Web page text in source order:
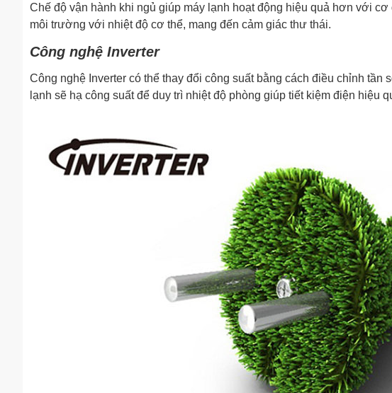
Chế độ vận hành khi ngủ giúp máy lạnh hoạt động hiệu quả hơn với
môi trường với nhiệt độ cơ thể, mang đến cảm giác thư thái.
Công nghệ Inverter
Công nghệ Inverter có thể thay đổi công suất bằng cách điều chỉnh tần
lạnh sẽ hạ công suất để duy trì nhiệt độ phòng giúp tiết kiệm điện hiệu